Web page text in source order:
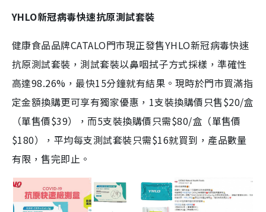
YHLO新冠病毒快速抗原測試套裝
健康食品品牌CATALO門市現正發售YHLO新冠病毒快速
抗原測試套裝，測試套裝以鼻咽拭子方式採樣，準確性
高達98.26%，最快15分鐘就有結果。現時於門市買滿指
定金額換購更可享有獨家優惠，1支裝換購價只售$20/盒
（單售價$39），而5支裝換購價只需$80/盒（單售價
$180），平均每支測試套裝只需$16就買到，產品數量
有限，售完即止。